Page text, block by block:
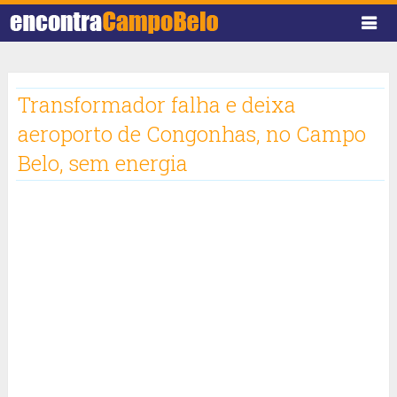
Transformador falha e deixa
aeroporto de Congonhas, no Campo
Belo, sem energia